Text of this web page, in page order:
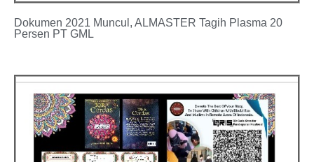
Dokumen 2021 Muncul, ALMASTER Tagih Plasma 20
Persen PT GML